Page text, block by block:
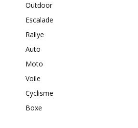
Outdoor
Escalade
Rallye
Auto
Moto
Voile
Cyclisme
Boxe